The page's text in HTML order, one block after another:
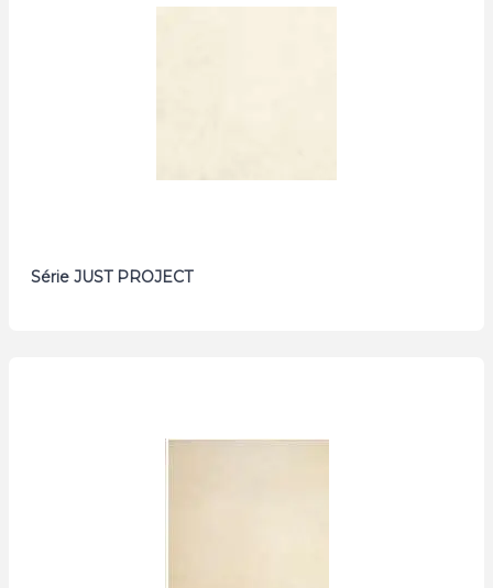
Série JUST PROJECT